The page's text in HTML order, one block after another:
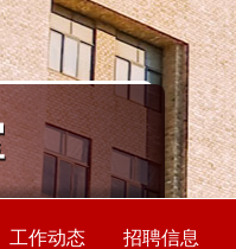
工作动态 招聘信息